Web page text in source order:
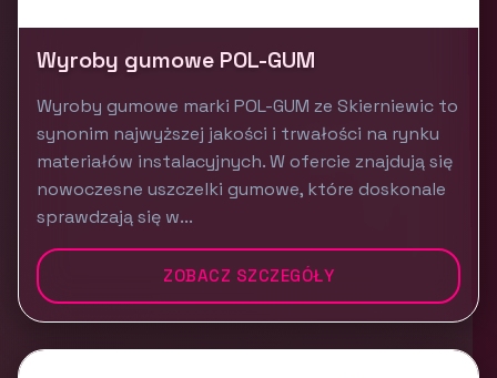
Wyroby gumowe POL-GUM
Wyroby gumowe marki POL-GUM ze Skierniewic to
synonim najwyższej jakości i trwałości na rynku
materiałów instalacyjnych. W ofercie znajdują się
nowoczesne uszczelki gumowe, które doskonale
sprawdzają się w...
ZOBACZ SZCZEGÓŁY